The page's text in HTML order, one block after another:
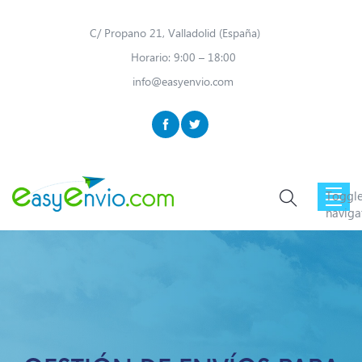
C/ Propano 21, Valladolid (España)
Horario: 9:00 – 18:00
info@easyenvio.com